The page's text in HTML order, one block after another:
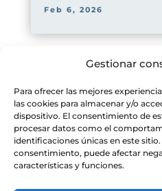
Gestionar
Para ofrecer las mejores
las cookies para almacenar y/o
dispositivo. El consentimiento de
procesar datos como el
identificaciones únicas en este
consentimiento, puede afectar
características y funciones.
Feb 6, 2026